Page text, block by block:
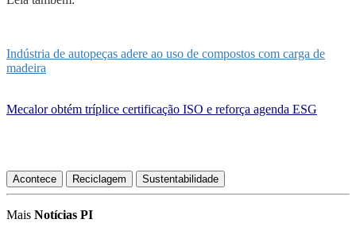
Indústria de autopeças adere ao uso de compostos com carga de
madeira
Mecalor obtém tríplice certificação ISO e reforça agenda ESG
Acontece Reciclagem Sustentabilidade
Mais Notícias PI